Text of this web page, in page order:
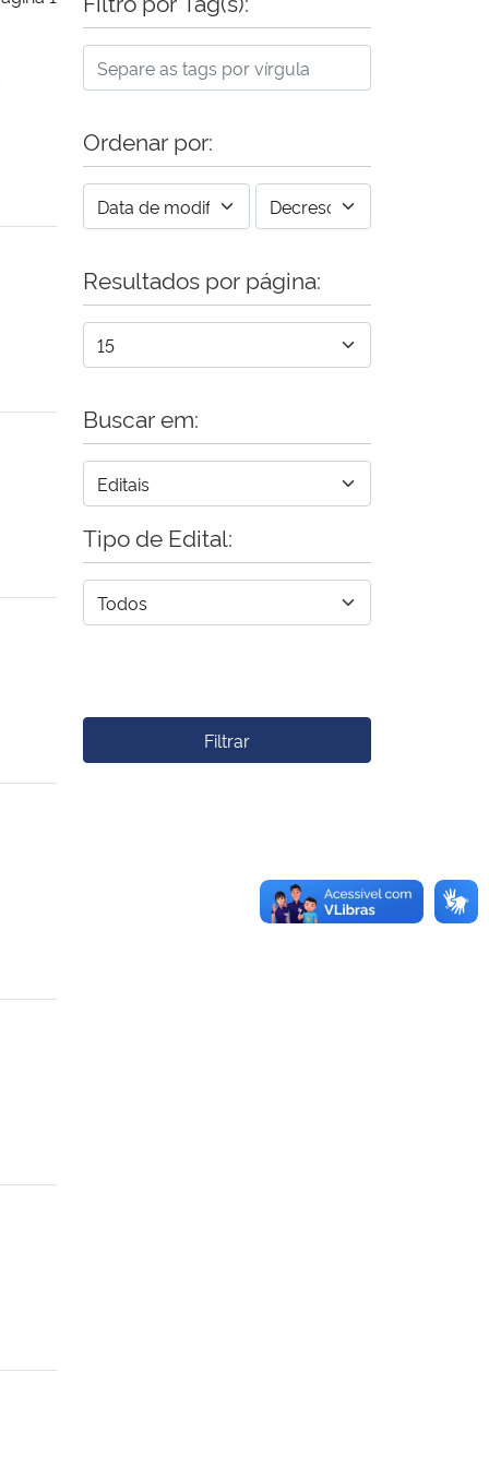
Ordenar por:
Resultados por página:
Buscar em:
Tipo de Edital:
Filtrar